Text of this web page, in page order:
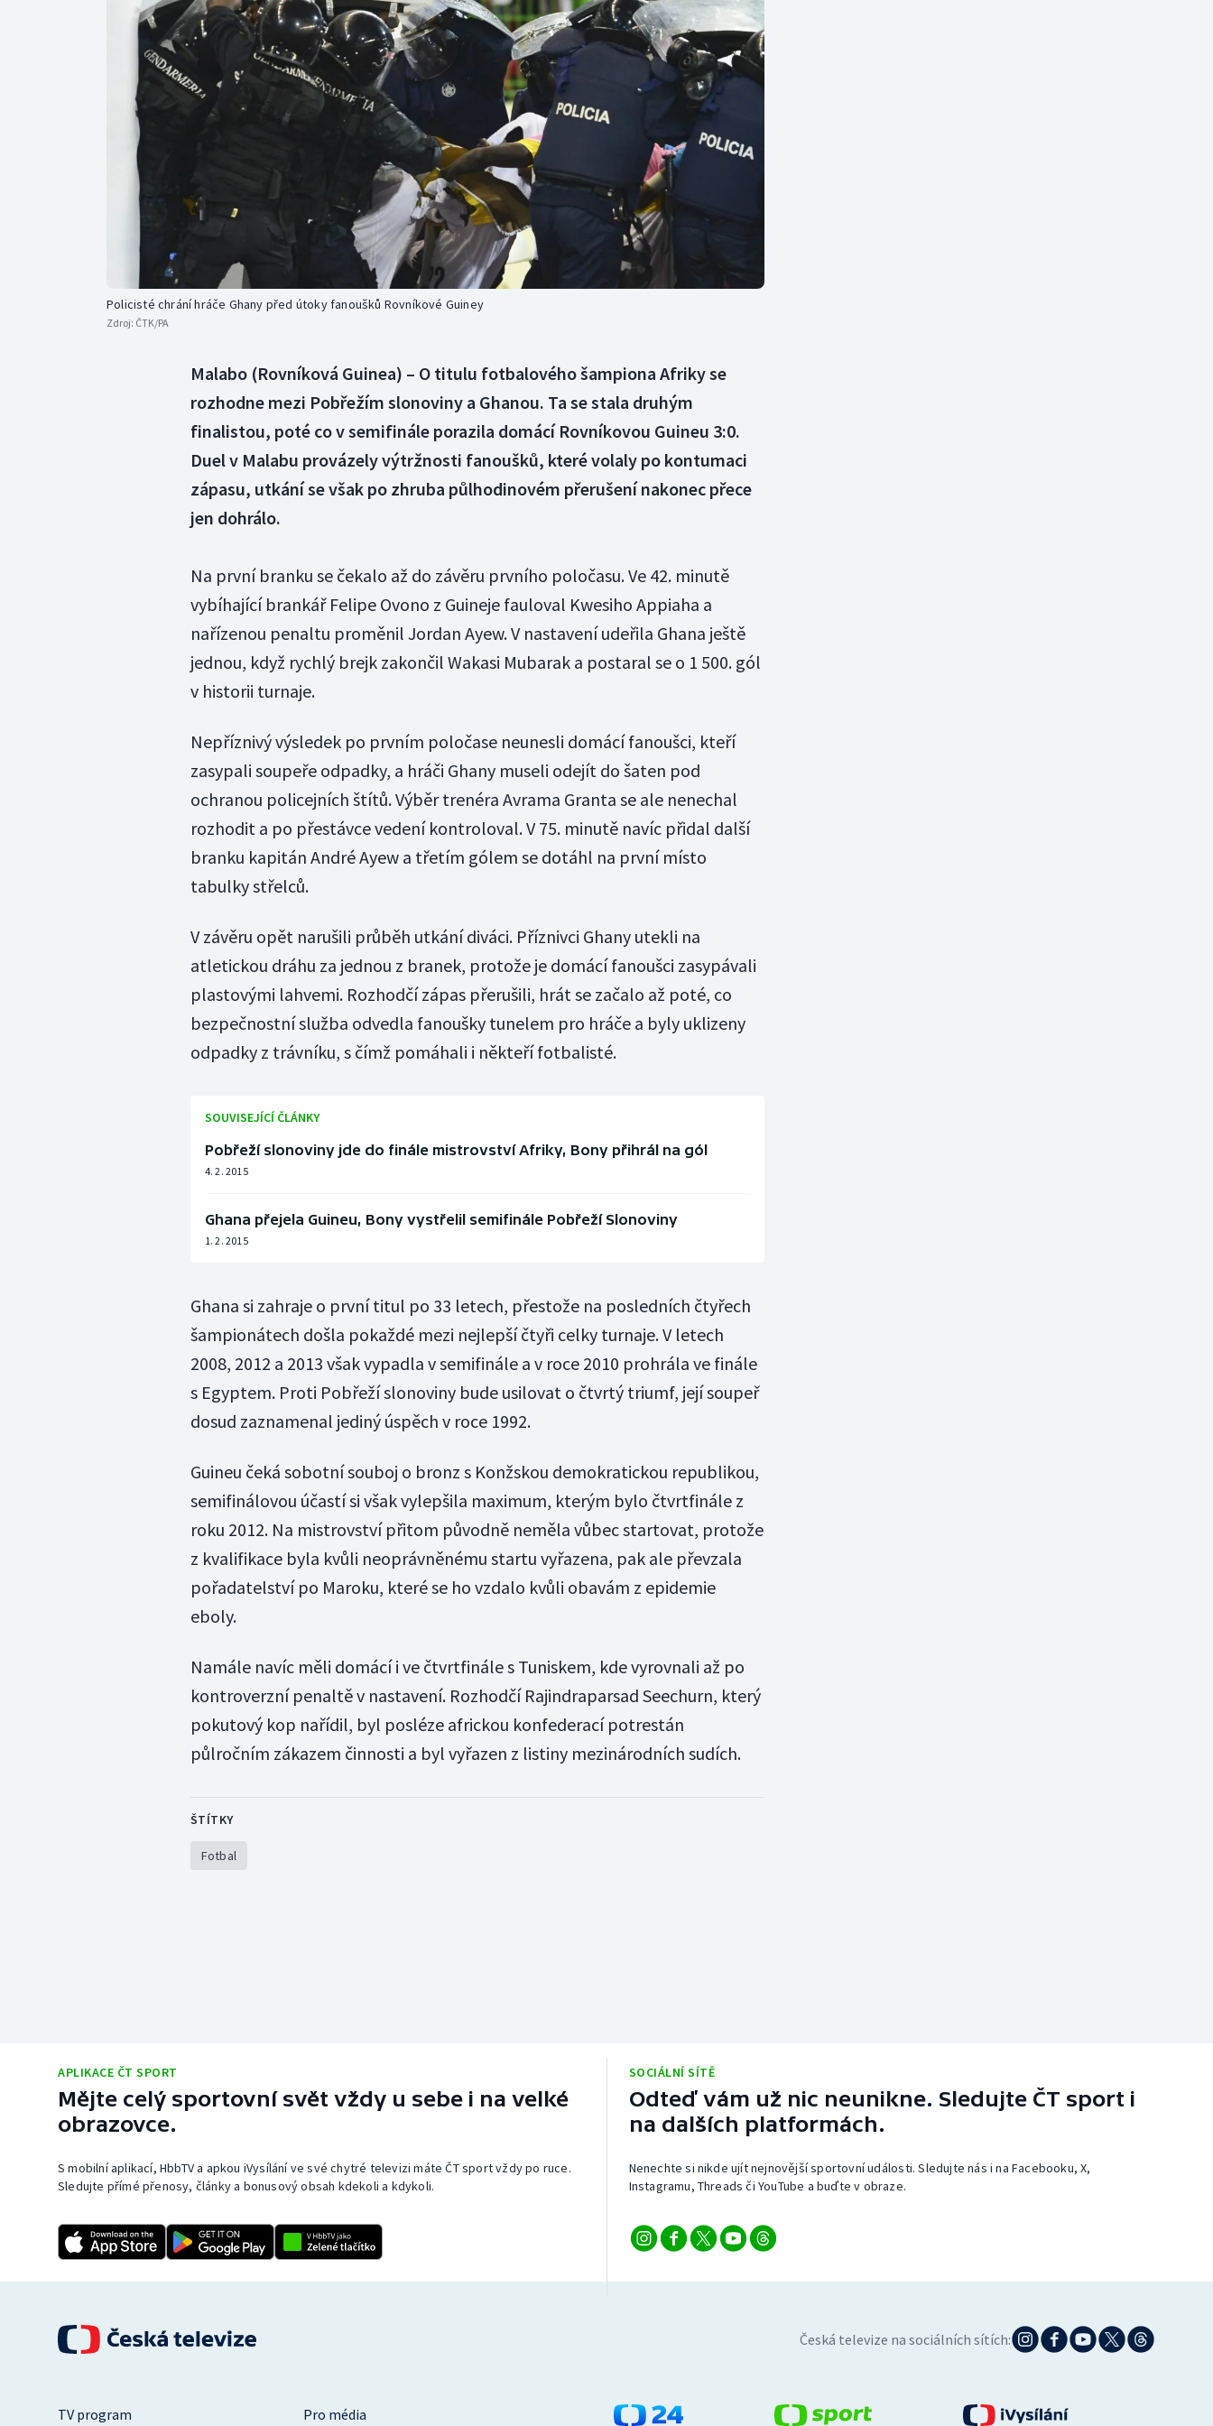
Curling
Dostihy
Florbal
Gymnastika
Moderní pětiboj
Motorsport
Olympijské hry
Parasport
Plavání
Plážový volejbal
Triatlon
Veslování
Vodní slalom
Volejbal
Ostatní
Policisté chrání hráče Ghany před útoky fanoušků Rovníkové Guiney
Zdroj: ČTK/PA
Malabo (Rovníková Guinea) – O titulu fotbalového šampiona Afriky se
rozhodne mezi Pobřežím slonoviny a Ghanou. Ta se stala druhým
finalistou, poté co v semifinále porazila domácí Rovníkovou Guineu 3:0.
Duel v Malabu provázely výtržnosti fanoušků, které volaly po kontumaci
zápasu, utkání se však po zhruba půlhodinovém přerušení nakonec přece
jen dohrálo.
Na první branku se čekalo až do závěru prvního poločasu. Ve 42. minutě
vybíhající brankář Felipe Ovono z Guineje fauloval Kwesiho Appiaha a
nařízenou penaltu proměnil Jordan Ayew. V nastavení udeřila Ghana ještě
jednou, když rychlý brejk zakončil Wakasi Mubarak a postaral se o 1 500. gól
v historii turnaje.
Nepříznivý výsledek po prvním poločase neunesli domácí fanoušci, kteří
zasypali soupeře odpadky, a hráči Ghany museli odejít do šaten pod
ochranou policejních štítů. Výběr trenéra Avrama Granta se ale nenechal
rozhodit a po přestávce vedení kontroloval. V 75. minutě navíc přidal další
branku kapitán André Ayew a třetím gólem se dotáhl na první místo
tabulky střelců.
V závěru opět narušili průběh utkání diváci. Příznivci Ghany utekli na
atletickou dráhu za jednou z branek, protože je domácí fanoušci zasypávali
plastovými lahvemi. Rozhodčí zápas přerušili, hrát se začalo až poté, co
bezpečnostní služba odvedla fanoušky tunelem pro hráče a byly uklizeny
odpadky z trávníku, s čímž pomáhali i někteří fotbalisté.
SOUVISEJÍCÍ ČLÁNKY
Pobřeží slonoviny jde do finále mistrovství Afriky, Bony přihrál na gól
4. 2. 2015
Ghana přejela Guineu, Bony vystřelil semifinále Pobřeží Slonoviny
1. 2. 2015
Ghana si zahraje o první titul po 33 letech, přestože na posledních čtyřech
šampionátech došla pokaždé mezi nejlepší čtyři celky turnaje. V letech
2008, 2012 a 2013 však vypadla v semifinále a v roce 2010 prohrála ve finále
s Egyptem. Proti Pobřeží slonoviny bude usilovat o čtvrtý triumf, její soupeř
dosud zaznamenal jediný úspěch v roce 1992.
Guineu čeká sobotní souboj o bronz s Konžskou demokratickou republikou,
semifinálovou účastí si však vylepšila maximum, kterým bylo čtvrtfinále z
roku 2012. Na mistrovství přitom původně neměla vůbec startovat, protože
z kvalifikace byla kvůli neoprávněnému startu vyřazena, pak ale převzala
pořadatelství po Maroku, které se ho vzdalo kvůli obavám z epidemie
eboly.
Namále navíc měli domácí i ve čtvrtfinále s Tuniskem, kde vyrovnali až po
kontroverzní penaltě v nastavení. Rozhodčí Rajindraparsad Seechurn, který
pokutový kop nařídil, byl posléze africkou konfederací potrestán
půlročním zákazem činnosti a byl vyřazen z listiny mezinárodních sudích.
ŠTÍTKY
Fotbal
APLIKACE ČT SPORT
Mějte celý sportovní svět vždy u sebe i na velké
obrazovce.
S mobilní aplikací, HbbTV a apkou iVysílání ve své chytré televizi máte ČT sport vždy po ruce.
Sledujte přímé přenosy, články a bonusový obsah kdekoli a kdykoli.
SOCIÁLNÍ SÍTĚ
Odteď vám už nic neunikne. Sledujte ČT sport i
na dalších platformách.
Nenechte si nikde ujít nejnovější sportovní události. Sledujte nás i na Facebooku, X,
Instagramu, Threads či YouTube a buďte v obraze.
Česká televize na sociálních sítích:
TV program
Pro média